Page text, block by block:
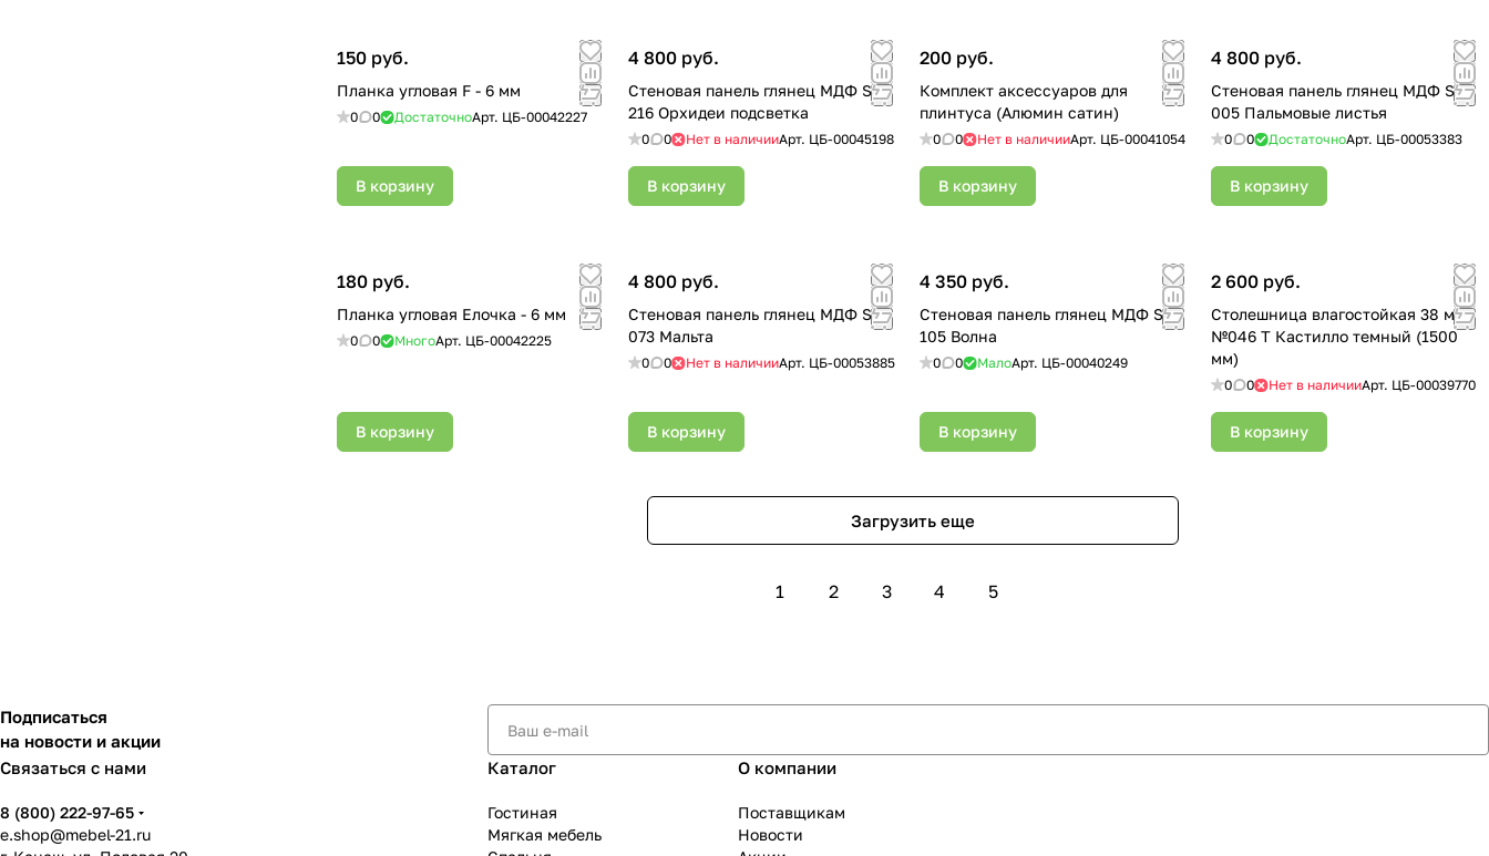
150 руб.
Планка угловая F - 6 мм
0 0 ДостаточноАрт. ЦБ-00042227
В корзину
4 800 руб.
Стеновая панель глянец МДФ SP
216 Орхидеи подсветка
0 0 Нет в наличииАрт. ЦБ-00045198
В корзину
200 руб.
Комплект аксессуаров для
плинтуса (Алюмин сатин)
0 0 Нет в наличииАрт. ЦБ-00041054
В корзину
4 800 руб.
Стеновая панель глянец МДФ SF
005 Пальмовые листья
0 0 ДостаточноАрт. ЦБ-00053383
В корзину
180 руб.
Планка угловая Елочка - 6 мм
0 0 МногоАрт. ЦБ-00042225
В корзину
4 800 руб.
Стеновая панель глянец МДФ SF
073 Мальта
0 0 Нет в наличииАрт. ЦБ-00053885
В корзину
4 350 руб.
Стеновая панель глянец МДФ SP
105 Волна
0 0 МалоАрт. ЦБ-00040249
В корзину
2 600 руб.
Столешница влагостойкая 38 мм
№046 Т Кастилло темный (1500
мм)
0 0 Нет в наличииАрт. ЦБ-00039770
В корзину
Загрузить еще
1 2 3 4 5
Подписаться
на новости и акции
Связаться с нами
8 (800) 222-97-65
e.shop@mebel-21.ru
Каталог
Гостиная
Мягкая мебель
О компании
Поставщикам
Новости